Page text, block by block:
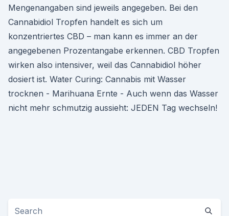
Mengenangaben sind jeweils angegeben. Bei den
Cannabidiol Tropfen handelt es sich um
konzentriertes CBD – man kann es immer an der
angegebenen Prozentangabe erkennen. CBD Tropfen
wirken also intensiver, weil das Cannabidiol höher
dosiert ist. Water Curing: Cannabis mit Wasser
trocknen - Marihuana Ernte - Auch wenn das Wasser
nicht mehr schmutzig aussieht: JEDEN Tag wechseln!